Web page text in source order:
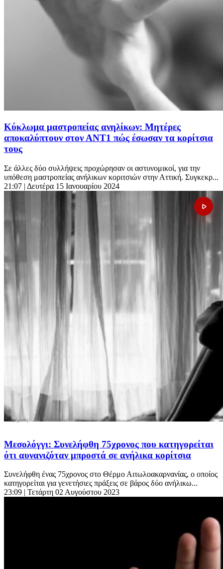
Κύκλωμα μαστροπείας ανηλίκων: Μητέρες
αποκαλύπτουν στον ΑΝΤ1 πώς έσωσαν τα κορίτσια
τους
Σε άλλες δύο συλλήψεις προχώρησαν οι αστυνομικοί, για την
υπόθεση μαστροπείας ανήλικων κοριτσιών στην Αττική. Συγκεκρ...
21:07 | Δευτέρα 15 Ιανουαρίου 2024
Μεσολόγγι: Συνελήφθη 75χρονος που κατηγορείται
ότι αυνανιζόταν μπροστά σε ανήλικα κορίτσια
Συνελήφθη ένας 75χρονος στο Θέρμο Αιτωλοακαρνανίας, ο οποίος
κατηγορείται για γενετήσιες πράξεις σε βάρος δύο ανήλικω...
23:09 | Τετάρτη 02 Αυγούστου 2023